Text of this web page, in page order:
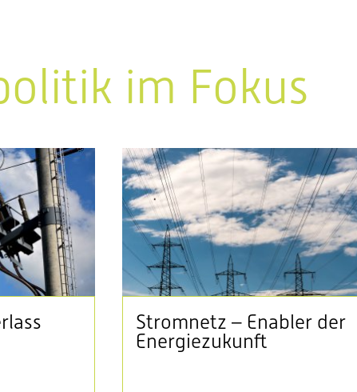
im Fokus
Stromnetz – Enabler der
Energiezukunft